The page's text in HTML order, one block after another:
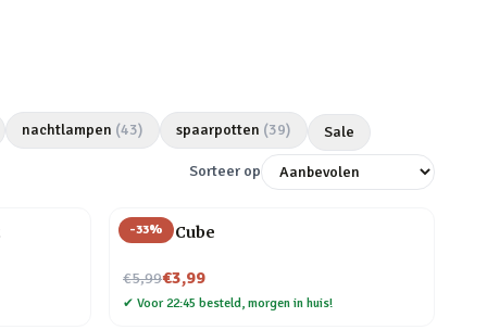
nachtlampen (43) spaarpotten (39) Sale
Sorteer op
-33%
Magic Cube
€5,99
Nu voor€3,99
✔ Voor 22:45 besteld, morgen in huis!